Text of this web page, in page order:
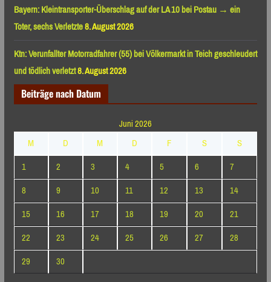
Bayern: Kleintransporter-Überschlag auf der LA 10 bei Postau → ein
Toter, sechs Verletzte8. August 2026
Ktn: Verunfallter Motorradfahrer (55) bei Völkermarkt in Teich geschleudert
und tödlich verletzt8. August 2026
Beiträge nach Datum
Juni 2026
M
D M D F S
S
1
2 3 4 5 6
7
8
9 10 11 12 13
14
15
16 17 18 19 20
21
22
23 24 25 26 27
28
29
30